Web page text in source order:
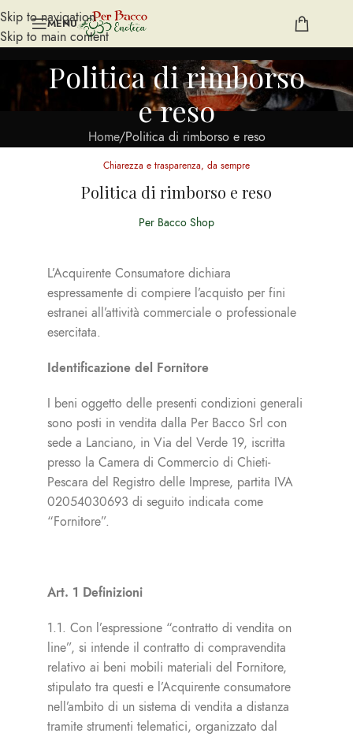
Skip to navigation
Skip to main content
MENU
Politica di rimborso
e reso
Home Politica di rimborso e reso
Chiarezza e trasparenza, da sempre
Politica di rimborso e reso
Per Bacco Shop
L’Acquirente Consumatore dichiara
espressamente di compiere l’acquisto per fini
estranei all’attività commerciale o professionale
esercitata.
Identificazione del Fornitore
I beni oggetto delle presenti condizioni generali
sono posti in vendita dalla Per Bacco Srl con
sede a Lanciano, in Via del Verde 19, iscritta
presso la Camera di Commercio di Chieti-
Pescara del Registro delle Imprese, partita IVA
02054030693 di seguito indicata come
“Fornitore”.
Art. 1 Definizioni
1.1. Con l’espressione “contratto di vendita on
line”, si intende il contratto di compravendita
relativo ai beni mobili materiali del Fornitore,
stipulato tra questi e l’Acquirente consumatore
nell’ambito di un sistema di vendita a distanza
tramite strumenti telematici, organizzato dal